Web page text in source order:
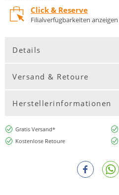
Click & Reserve
Filialverfügbarkeiten
Details
Versand & Retoure
Herstellerinformationen
Gratis Versand*
Kostenlose Retoure